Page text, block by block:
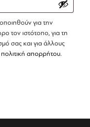
για την
τον ιστότοπο, για τη
σας και για άλλους
πολιτική απορρήτου.